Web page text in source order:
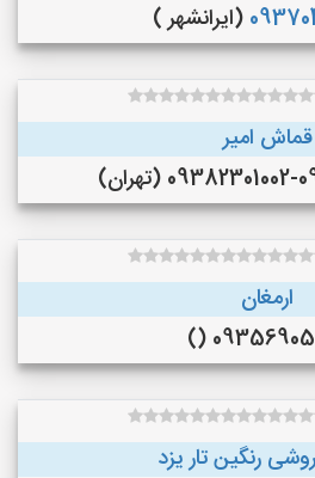
(ایرانشهر )
قماش امیر
(تهران)
ارمغان
رنگین تار یزد